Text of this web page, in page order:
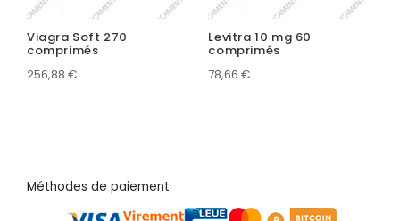
Viagra Soft 270
comprimés
256,88 €
Levitra 10 mg 60
comprimés
78,66€
Méthodes de paiement